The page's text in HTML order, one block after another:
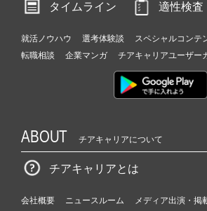
タイムライン
適性検査
就活ノウハウ 選考体験談 スペシャルコンテ
転職相談
企業マンガ チアキャリアユーザー
ABOUT チアキャリアについて
チアキャリアとは
会社概要 ニュースルーム
メディア出演・掲